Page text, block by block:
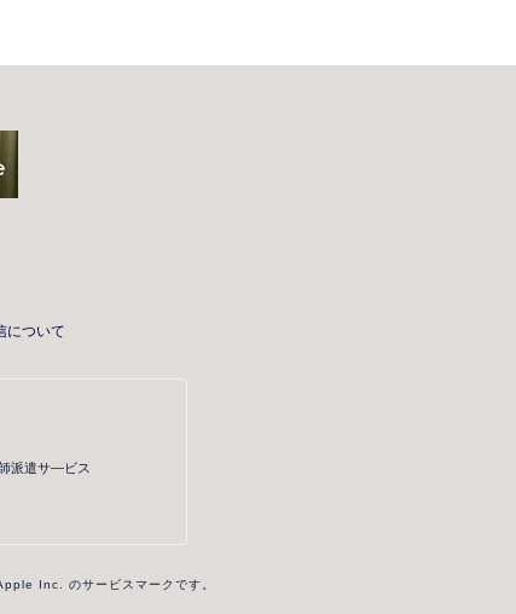
について
派遣サ―ビス
Inc. のサービスマークです。